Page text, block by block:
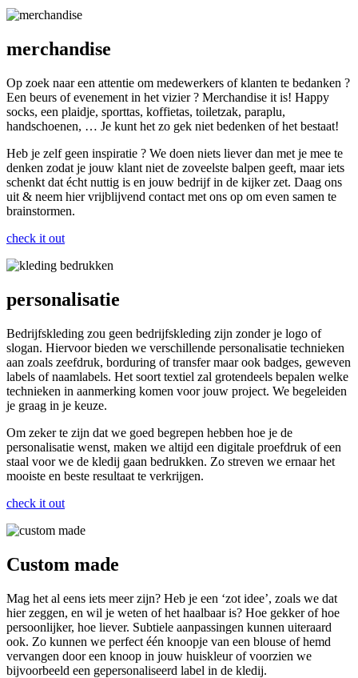
merchandise
Op zoek naar een attentie om medewerkers of klanten te bedanken ?
Een beurs of evenement in het vizier ? Merchandise it is! Happy
socks, een plaidje, sporttas, koffietas, toiletzak, paraplu,
handschoenen, … Je kunt het zo gek niet bedenken of het bestaat!
Heb je zelf geen inspiratie ? We doen niets liever dan met je mee te
denken zodat je jouw klant niet de zoveelste balpen geeft, maar iets
schenkt dat écht nuttig is en jouw bedrijf in de kijker zet. Daag ons
uit & neem hier vrijblijvend contact met ons op om even samen te
brainstormen.
check it out
personalisatie
Bedrijfskleding zou geen bedrijfskleding zijn zonder je logo of
slogan. Hiervoor bieden we verschillende personalisatie technieken
aan zoals zeefdruk, borduring of transfer maar ook badges, geweven
labels of naamlabels. Het soort textiel zal grotendeels bepalen welke
technieken in aanmerking komen voor jouw project. We begeleiden
je graag in je keuze.
Om zeker te zijn dat we goed begrepen hebben hoe je de
personalisatie wenst, maken we altijd een digitale proefdruk of een
staal voor we de kledij gaan bedrukken. Zo streven we ernaar het
mooiste en beste resultaat te verkrijgen.
check it out
Custom made
Mag het al eens iets meer zijn? Heb je een ‘zot idee’, zoals we dat
hier zeggen, en wil je weten of het haalbaar is? Hoe gekker of hoe
persoonlijker, hoe liever. Subtiele aanpassingen kunnen uiteraard
ook. Zo kunnen we perfect één knoopje van een blouse of hemd
vervangen door een knoop in jouw huiskleur of voorzien we
bijvoorbeeld een gepersonaliseerd label in de kledij.